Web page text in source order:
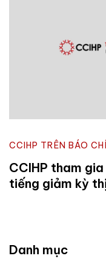
CCIHP TRÊN BÁO CHÍ
CCIHP tham
tiếng giảm kỳ
Danh mục